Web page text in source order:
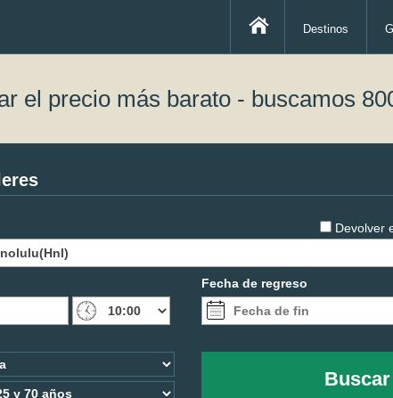
Destinos
el precio más barato - buscamos
Devolver
Fecha de regreso
Buscar